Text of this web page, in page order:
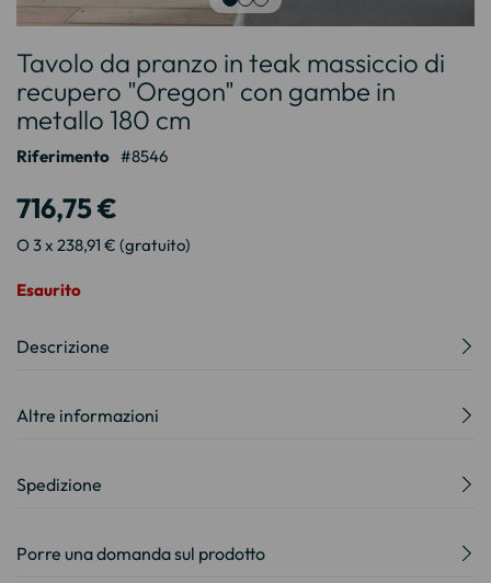
all'inizio
della
galleria
di
immagini
Tavolo da pranzo in teak massiccio di
recupero "Oregon" con gambe in
metallo 180 cm
Riferimento 8546
716,75 €
O 3 x 238,91 € (gratuito)
Esaurito
Descrizione
Altre informazioni
Spedizione
Porre una domanda sul prodotto